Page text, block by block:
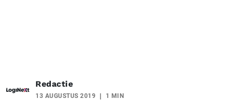
Redactie
13 AUGUSTUS 2019 1 MIN